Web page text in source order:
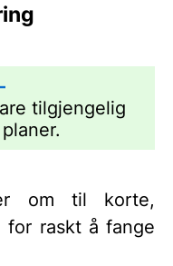
tilgjengelig
om til korte,
for raskt å fange